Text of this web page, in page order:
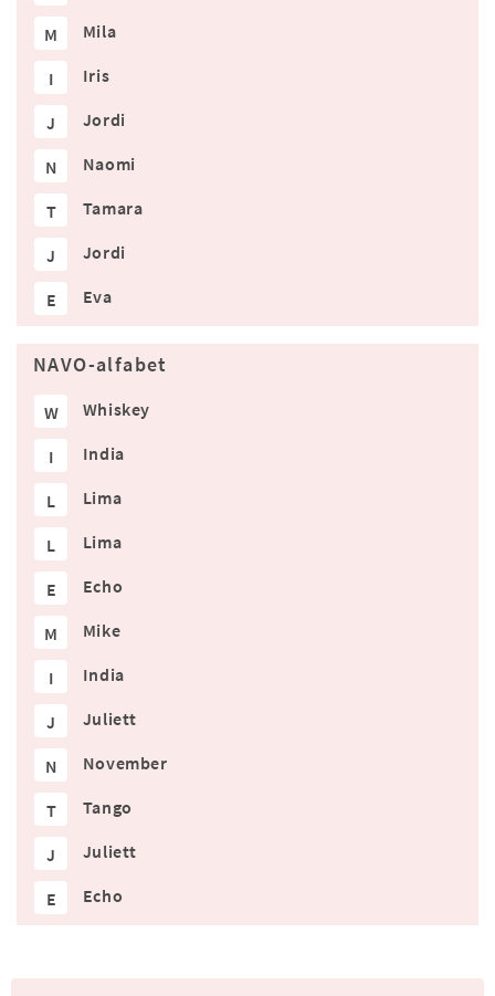
M
Mila
I Iris
J Jordi
N Naomi
T Tamara
J Jordi
E Eva
NAVO-alfabet
W Whiskey
I India
L Lima
L Lima
E Echo
M Mike
I India
J Juliett
N November
T Tango
J Juliett
E Echo